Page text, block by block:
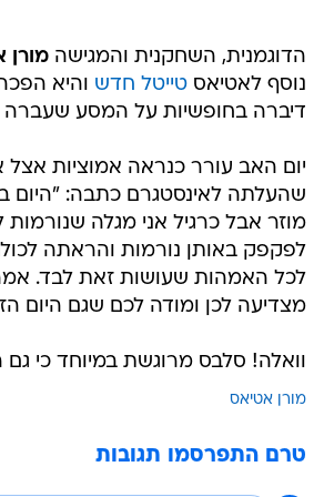
הדוגמנית, השחקנית והמגישה מורן
נוסף לאטיאס טייטל חדש והיא
דיברה בחופשיות על המסע שעברה
יום האב עורר כנראה אמוציות
שהעלתה לאינסטגרם כתבה: "היום
מוזר אבל כרגיל אני מגלה
לפקפק באותן נורמות והראתה
לכל האמהות שעושות זאת לבד.
מצדיעה לכן ומודה לכם שגם היום
וואלה! סלבס מרוגשת במיוחד כי
מורן אטיאס
טרם התפרסמו תגובות